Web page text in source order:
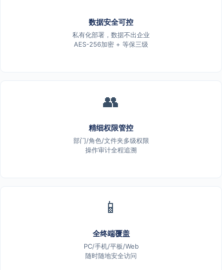
数据安全可控
私有化部署，数据不出企业
AES-256加密 + 等保三级
👥
精细权限管控
部门/角色/文件夹多级权限
操作审计全程追溯
📱
全终端覆盖
PC/手机/平板/Web
随时随地安全访问